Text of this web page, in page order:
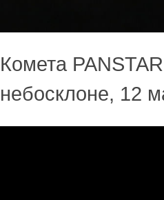
Комета
небосклоне, 12